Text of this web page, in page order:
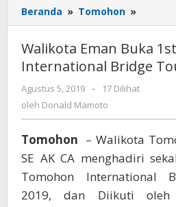
Beranda » Tomohon »
Eman
Buka
1st
Walikota Eman Buka
International Bridge
Agustus 5, 2019
oleh
Donald
-
17 Dilihat
oleh Donald Mamoto
Tomohon – Walikota
SE AK CA menghadiri
Tomohon International
2019, dan Diikuti oleh